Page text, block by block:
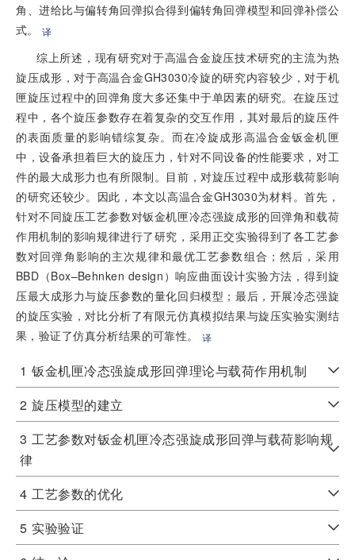
角、进给比与偏转角回弹拟合得到偏转角回弹模型和回弹补偿公
式。
译
综上所述，现有研究对于高温合金旋压技术研究的主流为热
旋压成形，对于高温合金GH3030冷旋的研究内容较少，对于机
匣旋压过程中的回弹角度大多还集中于单因素的研究。在旋压过
程中，各个旋压参数存在着复杂的交互作用，其对最后的旋压件
的表面质量的影响错综复杂。而在冷旋成形高温合金钣金机匣
中，设备承担着巨大的旋压力，针对不同设备的性能要求，对工
件的最大成形力也有所限制。目前，对旋压过程中成形载荷影响
的研究还较少。因此，本文以高温合金GH3030为材料。首先，
针对不同旋压工艺参数对钣金机匣冷态强旋成形的回弹角和载荷
作用机制的影响规律进行了研究，采用正交实验得到了各工艺参
数对回弹角影响的主次规律和最优工艺参数组合；然后，采用
BBD（Box–Behnken design）响应曲面设计实验方法，得到旋
压最大成形力与旋压参数的量化回归模型；最后，开展冷态强旋
的旋压实验，对比分析了有限元仿真模拟结果与旋压实验实测结
果，验证了仿真分析结果的可靠性。
译
1 钣金机匣冷态强旋成形回弹理论与载荷作用机制
2 旋压模型的建立
3 工艺参数对钣金机匣冷态强旋成形回弹与载荷影响规
律
4 工艺参数的优化
5 实验验证